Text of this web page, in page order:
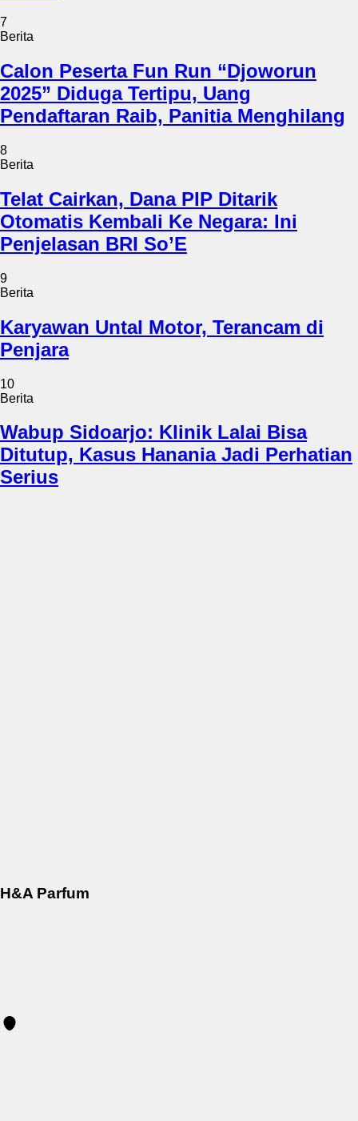
7
Berita
Calon Peserta Fun Run “Djoworun
2025” Diduga Tertipu, Uang
Pendaftaran Raib, Panitia Menghilang
8
Berita
Telat Cairkan, Dana PIP Ditarik
Otomatis Kembali Ke Negara: Ini
Penjelasan BRI So’E
9
Berita
Karyawan Untal Motor, Terancam di
Penjara
10
Berita
Wabup Sidoarjo: Klinik Lalai Bisa
Ditutup, Kasus Hanania Jadi Perhatian
Serius
H&A Parfum